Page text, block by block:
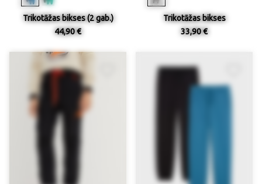
Trikotāžas bikses (2 gab.)
44,90 €
Trikotāžas bikses
33,90 €